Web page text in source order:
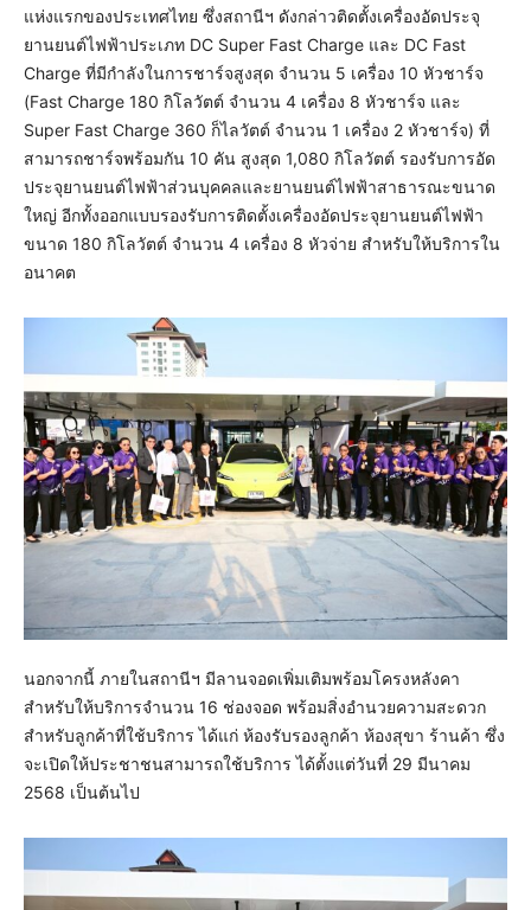
แห่งแรกของประเทศไทย ซึ่งสถานีฯ ดังกล่าวติดตั้งเครื่องอัดประจุ
ยานยนต์ไฟฟ้าประเภท DC Super Fast Charge และ DC Fast
Charge ที่มีกำลังในการชาร์จสูงสุด จำนวน 5 เครื่อง 10 หัวชาร์จ
(Fast Charge 180 กิโลวัตต์ จำนวน 4 เครื่อง 8 หัวชาร์จ และ
Super Fast Charge 360 ก็ไลวัตต์ จำนวน 1 เครื่อง 2 หัวชาร์จ) ที่
สามารถชาร์จพร้อมกัน 10 คัน สูงสุด 1,080 กิโลวัตต์ รองรับการอัด
ประจุยานยนต์ไฟฟ้าส่วนบุคคลและยานยนต์ไฟฟ้าสาธารณะขนาด
ใหญ่ อีกทั้งออกแบบรองรับการติดตั้งเครื่องอัดประจุยานยนต์ไฟฟ้า
ขนาด 180 กิโลวัตต์ จำนวน 4 เครื่อง 8 หัวจ่าย สำหรับให้บริการใน
อนาคต
นอกจากนี้ ภายในสถานีฯ มีลานจอดเพิ่มเติมพร้อมโครงหลังคา
สำหรับให้บริการจำนวน 16 ช่องจอด พร้อมสิ่งอำนวยความสะดวก
สำหรับลูกค้าที่ใช้บริการ ได้แก่ ห้องรับรองลูกค้า ห้องสุขา ร้านค้า ซึ่ง
จะเปิดให้ประชาชนสามารถใช้บริการ ได้ตั้งแต่วันที่ 29 มีนาคม
2568 เป็นต้นไป